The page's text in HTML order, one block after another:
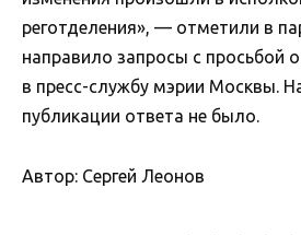
реготделения», — отметили в
направило запросы с просьбой
в пресс-службу мэрии Москвы.
публикации ответа не было.
Автор: Сергей Леонов